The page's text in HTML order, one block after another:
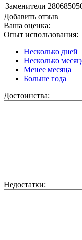
Заменители
Добавить отзыв
Ваша оценка:
Опыт использования:
Несколько дней
Несколько
Менее месяца
Больше года
Достоинства:
Недостатки: